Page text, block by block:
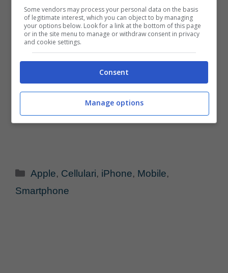
Categorie
Apple, Cellulari, iPhone, Mobile,
Smartphone
Some vendors may process your personal data on the basis
of legitimate interest, which you can object to by managing
your options below. Look for a link at the bottom of this page
or in the site menu to manage or withdraw consent in privacy
and cookie settings.
Consent
Manage options